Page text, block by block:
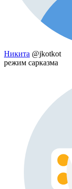
Никита @jkotkot
режим сарказма